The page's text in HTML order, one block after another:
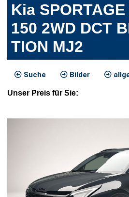
Kia
150 2WD DCT
TION MJ2
Suche Bilder
Unser Preis für Sie: